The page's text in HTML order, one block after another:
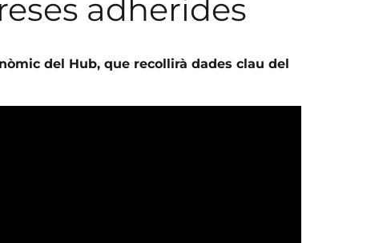
adherides
del Hub, que recollirà dades clau del